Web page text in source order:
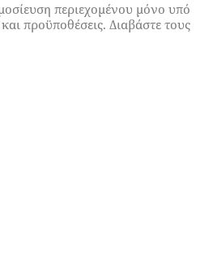
περιεχομένου μόνο υπό
προϋποθέσεις. Διαβάστε τους